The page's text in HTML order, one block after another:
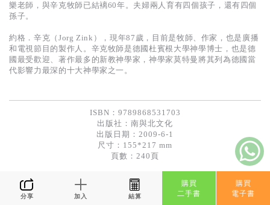
樂老師，與辛克牧師已結褵60年。夫婦兩人育有四個孩子，還有四個
孫子。
約格．辛克（Jorg Zink），現年87歲，目前是牧師、作家，也是廣播
和電視節目的製作人。辛克牧師是德國杜賓根大學神學博士，也是德
國最受歡迎、著作最多的新教神學家，神學家莫特曼將其列為德國當
代影響力最深的十大神學家之一。
ISBN：9789868531703
出版社： 南與北文化
出版日期：2009-6-1
尺寸：155*217 mm
頁數：240頁
分享 加入 結算
購買
二手書
購買
電子書